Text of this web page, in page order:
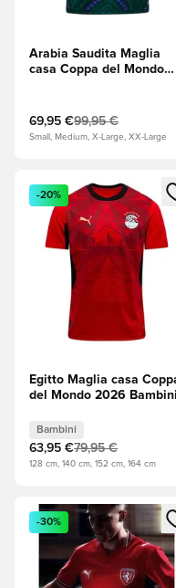
Arabia Saudita Maglia
casa Coppa del Mondo
69,95 €99,95 €
Small, Medium, X-Large, XX-Large
Apre una finestra
-20%
Egitto Maglia casa
del Mondo 2026 Bambini
Bambini
63,95 €79,95 €
128 cm, 140 cm, 152 cm, 164 cm
Apre una finestra
-30%